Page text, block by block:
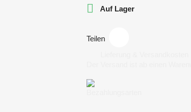
 Auf Lager
Teilen